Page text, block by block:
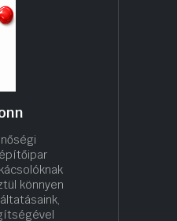
könnyen